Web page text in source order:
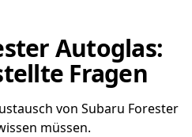
Autoglas:
Fragen
von Subaru Forester
müssen.